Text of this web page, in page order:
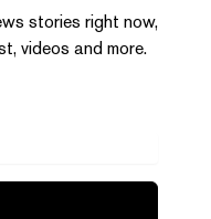
stories right now,
videos and more.